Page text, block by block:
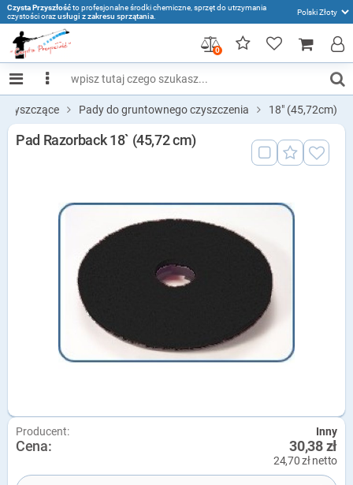
Czysta Przyszłośćto profesjonalne środki chemiczne, sprzęt do utrzymania
czystości orazusługi z zakresu sprzątania
0
czyszczące Pady do gruntownego czyszczenia 18" (45,72cm)
Pad Razorback 18` (45,72 cm)
Producent: Inny
Cena: 30,38 zł
24,70 zł netto